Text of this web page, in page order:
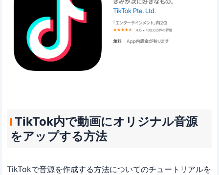
TikTok内で動画にオリジナル音源
をアップする方法
TikTokで音源を作成する方法についてのチュートリアルを